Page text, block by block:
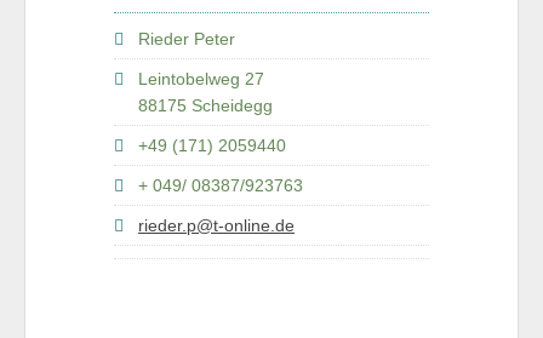
Rieder Peter
Leintobelweg 27
88175 Scheidegg
+49 (171) 2059440
+ 049/ 08387/923763
rieder.p@t-online.de